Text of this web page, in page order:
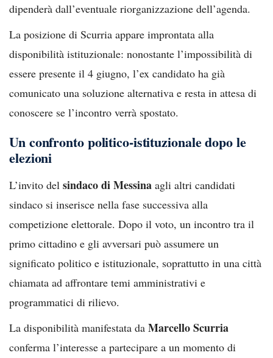
dipenderà dall’eventuale riorganizzazione dell’agenda.
La posizione di Scurria appare improntata alla
disponibilità istituzionale: nonostante l’impossibilità di
essere presente il 4 giugno, l’ex candidato ha già
comunicato una soluzione alternativa e resta in attesa di
conoscere se l’incontro verrà spostato.
Un confronto politico-istituzionale dopo le
elezioni
L’invito del sindaco di Messina agli altri candidati
sindaco si inserisce nella fase successiva alla
competizione elettorale. Dopo il voto, un incontro tra il
primo cittadino e gli avversari può assumere un
significato politico e istituzionale, soprattutto in una città
chiamata ad affrontare temi amministrativi e
programmatici di rilievo.
La disponibilità manifestata da Marcello Scurria
conferma l’interesse a partecipare a un momento di